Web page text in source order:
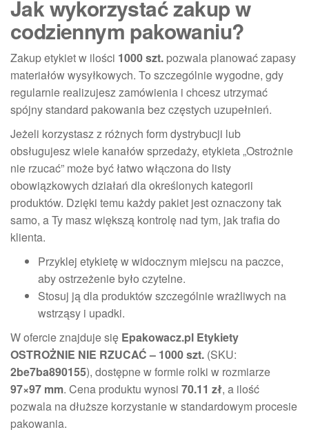
Jak wykorzystać zakup w
codziennym pakowaniu?
Zakup etykiet w ilości 1000 szt. pozwala planować zapasy
materiałów wysyłkowych. To szczególnie wygodne, gdy
regularnie realizujesz zamówienia i chcesz utrzymać
spójny standard pakowania bez częstych uzupełnień.
Jeżeli korzystasz z różnych form dystrybucji lub
obsługujesz wiele kanałów sprzedaży, etykieta „Ostrożnie
nie rzucać” może być łatwo włączona do listy
obowiązkowych działań dla określonych kategorii
produktów. Dzięki temu każdy pakiet jest oznaczony tak
samo, a Ty masz większą kontrolę nad tym, jak trafia do
klienta.
Przyklej etykietę w widocznym miejscu na paczce,
aby ostrzeżenie było czytelne.
Stosuj ją dla produktów szczególnie wrażliwych na
wstrząsy i upadki.
W ofercie znajduje się Epakowacz.pl Etykiety
OSTROŻNIE NIE RZUCAĆ – 1000 szt. (SKU:
2be7ba890155), dostępne w formie rolki w rozmiarze
97×97 mm. Cena produktu wynosi 70.11 zł, a ilość
pozwala na dłuższe korzystanie w standardowym procesie
pakowania.